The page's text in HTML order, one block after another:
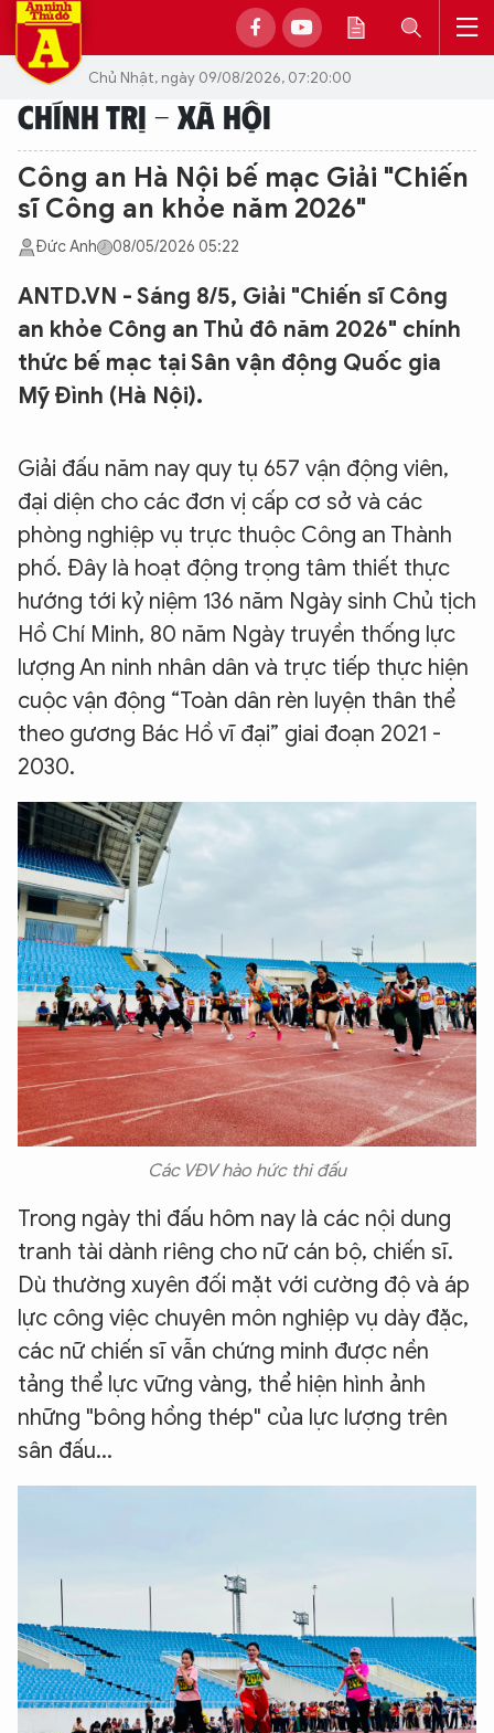
Chủ Nhật, ngày 09/08/2026, 07:20:00
CHÍNH TRỊ - XÃ HỘI
Công an Hà Nội bế mạc Giải "Chiến
sĩ Công an khỏe năm 2026"
Đức Anh 08/05/2026 05:22
ANTD.VN - Sáng 8/5, Giải "Chiến sĩ Công
an khỏe Công an Thủ đô năm 2026" chính
thức bế mạc tại Sân vận động Quốc gia
Mỹ Đình (Hà Nội).
Giải đấu năm nay quy tụ 657 vận động viên,
đại diện cho các đơn vị cấp cơ sở và các
phòng nghiệp vụ trực thuộc Công an Thành
phố. Đây là hoạt động trọng tâm thiết thực
hướng tới kỷ niệm 136 năm Ngày sinh Chủ tịch
Hồ Chí Minh, 80 năm Ngày truyền thống lực
lượng An ninh nhân dân và trực tiếp thực hiện
cuộc vận động “Toàn dân rèn luyện thân thể
theo gương Bác Hồ vĩ đại” giai đoạn 2021 -
2030.
Các VĐV hào hức thi đấu
Trong ngày thi đấu hôm nay là các nội dung
tranh tài dành riêng cho nữ cán bộ, chiến sĩ.
Dù thường xuyên đối mặt với cường độ và áp
lực công việc chuyên môn nghiệp vụ dày đặc,
các nữ chiến sĩ vẫn chứng minh được nền
tảng thể lực vững vàng, thể hiện hình ảnh
những "bông hồng thép" của lực lượng trên
sân đấu...